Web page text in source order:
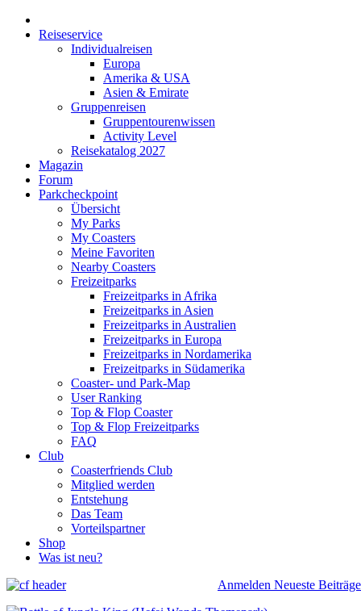
Reiseservice
Individualreisen
Europa
Amerika & USA
Asien & Emirate
Gruppenreisen
Gruppentourenwissen
Activity Level
Reisekatalog 2027
Magazin
Forum
Parkcheckpoint
Übersicht
My Parks
My Coasters
Meine Favoriten
Nearby Coasters
Freizeitparks
Freizeitparks in Afrika
Freizeitparks in Asien
Freizeitparks in Australien
Freizeitparks in Europa
Freizeitparks in Nordamerika
Freizeitparks in Südamerika
Coaster- und Park-Map
User Ranking
Top & Flop Coaster
Top & Flop Freizeitparks
FAQ
Club
Coasterfriends Club
Mitglied werden
Entstehung
Das Team
Vorteilspartner
Shop
Was ist neu?
Anmelden Neueste Beiträge